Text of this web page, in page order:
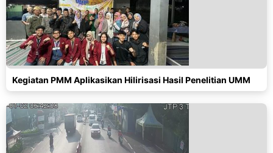
Kegiatan PMM Aplikasikan Hilirisasi Hasil Penelitian UMM